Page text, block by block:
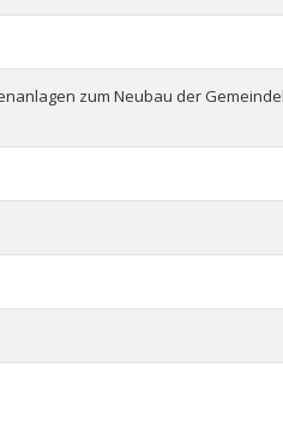
zum Neubau der